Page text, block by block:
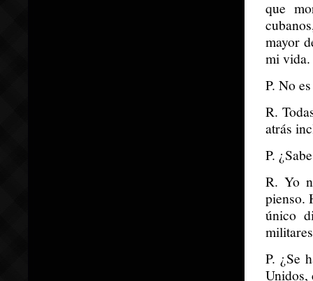
que
mayor
mi vida.
P. No
R.
atrás
P.
R. Yo
pienso.
único
P. ¿Se
Unidos,